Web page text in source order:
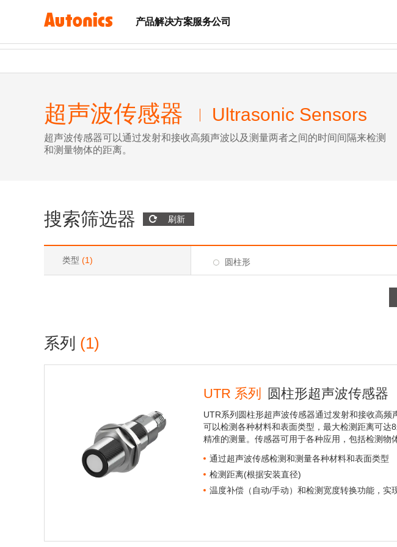
产品 解决方案 服务 公司
超声波传感器 Ultrasonic Sensors
超声波传感器可以通过发射和接收高频声波以及测量两者之间的时间间隔来检测
和测量物体的距离。
搜索筛选器 刷新
类型 (1) 圆柱形
系列 (1)
UTR 系列 圆柱形超声波传感器
UTR系列圆柱形超声波传感器通过发射和接收高
可以检测各种材料和表面类型，最大检测距离可
精准的测量。传感器可用于各种应用，包括检测物
通过超声波传感检测和测量各种材料和表面类型
检测距离(根据安装直径)
温度补偿（自动/手动）和检测宽度转换功能，实